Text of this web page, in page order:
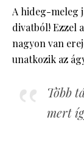
A hideg-meleg
divatból! Ezzel
nagyon van
unatkozik az
Több
mert